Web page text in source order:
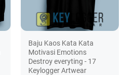
Baju Kaos Kata Kata
Motivasi Emotions
Destroy everyting - 17
Keylogger Artwear